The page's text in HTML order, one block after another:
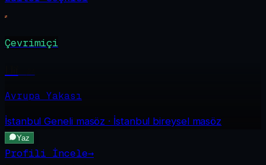
Çevrimiçi
Avrupa Yakası
İstanbul Genelimasöz · İstanbul bireysel masöz
Yaz
Profili İncele→